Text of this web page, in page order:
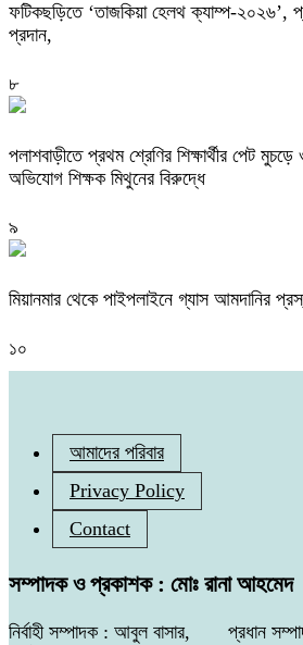
ফটিকছড়িতে ‘তাজকিয়া হেলথ ক্যাম্প-২০২৬’,
প্রদান,
৮
পলাশবাড়ীতে প্রথম শ্রেণির শিক্ষার্থীর পেট মুচড়ে
অভিযোগ শিক্ষক মিথুনের বিরুদ্ধে
৯
মিয়ানমার থেকে পাইপলাইনে গ্যাস আমদানির
১০
আমাদের পরিবার
Privacy Policy
Contact
সম্পাদক ও প্রকাশক : মোঃ রানা আহমেদ
নির্বাহী সম্পাদক : আবুল বাসার, প্রধান